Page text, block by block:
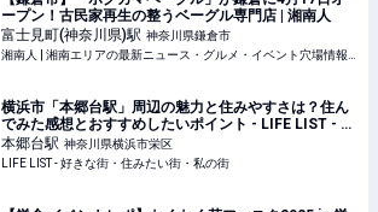
ープン！古民家再生の整うベーグル専門店 | 湘南人
富士見町(神奈川県)駅 神奈川県鎌倉市
横浜市「本郷台駅」周辺の魅力と住みやすさは？住ん
でみた感想とおすすめしたいポイント - LIFE LIST - 好
きな街・住みたい街・私の街
本郷台駅 神奈川県横浜市栄区
LIFE LIST - 好きな街・住みたい街・私の街